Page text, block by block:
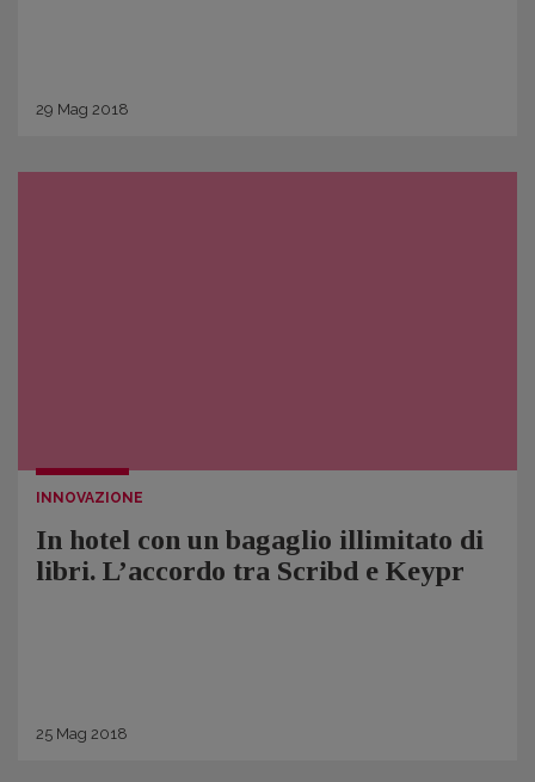
29 Mag 2018
INNOVAZIONE
In hotel con un bagaglio illimitato di
libri. L’accordo tra Scribd e Keypr
25 Mag 2018